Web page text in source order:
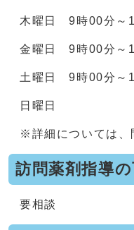
木曜日 9時00分～
金曜日 9時00分～
土曜日 9時00分～
日曜日
※詳細については、
訪問薬剤指導
要相談